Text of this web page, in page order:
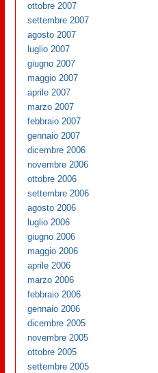
ottobre 2007
settembre 2007
agosto 2007
luglio 2007
giugno 2007
maggio 2007
aprile 2007
marzo 2007
febbraio 2007
gennaio 2007
dicembre 2006
novembre 2006
ottobre 2006
settembre 2006
agosto 2006
luglio 2006
giugno 2006
maggio 2006
aprile 2006
marzo 2006
febbraio 2006
gennaio 2006
dicembre 2005
novembre 2005
ottobre 2005
settembre 2005